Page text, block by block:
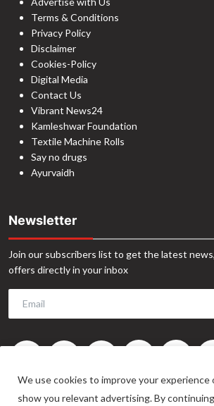
Terms & Conditions
Privacy Policy
Disclaimer
Cookies-Policy
Digital Media
Contact Us
Vibrant News24
Kamleshwar Foundation
Textile Machine Rolls
Say no drugs
Ayurvaidh
Newsletter
Join our subscribers list to get the latest
offers directly in your inbox
We use cookies to improve your experience
show you relevant advertising. By